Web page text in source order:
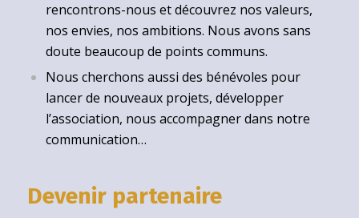
rencontrons-nous et découvrez nos valeurs,
nos envies, nos ambitions. Nous avons sans
doute beaucoup de points communs.
Nous cherchons aussi des bénévoles pour
lancer de nouveaux projets, développer
l’association, nous accompagner dans notre
communication…
Devenir partenaire